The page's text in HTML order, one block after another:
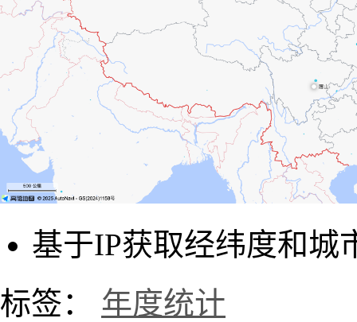
基于IP获取经纬度和城
标签： 年度统计